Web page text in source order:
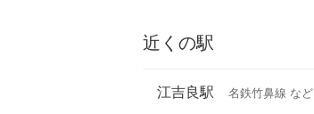
近くの駅
江吉良駅 名鉄竹鼻線 など